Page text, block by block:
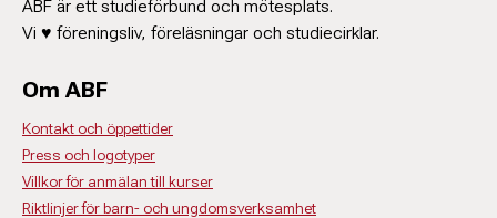
ABF är ett studieförbund och mötesplats.
Vi ♥ föreningsliv, föreläsningar och studiecirklar.
Om ABF
Kontakt och öppettider
Press och logotyper
Villkor för anmälan till kurser
Riktlinjer för barn- och ungdomsverksamhet